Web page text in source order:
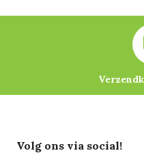
Volg ons via social!